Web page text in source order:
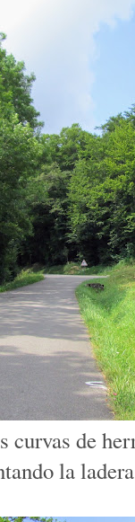
curvas de
la